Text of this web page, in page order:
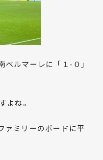
ルマーレに「１-０」
よね。
ァミリーのボードに平